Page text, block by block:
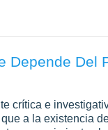
Depende Del
crítica e
a la existencia